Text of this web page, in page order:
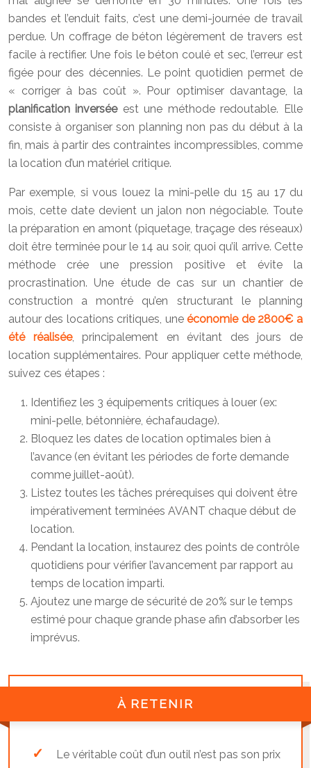
bandes et l’enduit faits, c’est une demi-journée de travail
perdue. Un coffrage de béton légèrement de travers est
facile à rectifier. Une fois le béton coulé et sec, l’erreur est
figée pour des décennies. Le point quotidien permet de
« corriger à bas coût ». Pour optimiser davantage, la
planification inverséeest une méthode redoutable. Elle
consiste à organiser son planning non pas du début à la
fin, mais à partir des contraintes incompressibles, comme
la location d’un matériel critique.
Par exemple, si vous louez la mini-pelle du 15 au 17 du
mois, cette date devient un jalon non négociable. Toute
la préparation en amont (piquetage, traçage des réseaux)
doit être terminée pour le 14 au soir, quoi qu’il arrive. Cette
méthode crée une pression positive et évite la
procrastination. Une étude de cas sur un chantier de
construction a montré qu’en structurant le planning
autour des locations critiques, uneéconomie de 2800€ a
été réalisée, principalement en évitant des jours de
location supplémentaires. Pour appliquer cette méthode,
suivez ces étapes :
Identifiez les 3 équipements critiques à louer (ex:
mini-pelle, bétonnière, échafaudage).
Bloquez les dates de location optimales bien à
l’avance (en évitant les périodes de forte demande
comme juillet-août).
Listez toutes les tâches prérequises qui doivent être
impérativement terminées AVANT chaque début de
location.
Pendant la location, instaurez des points de contrôle
quotidiens pour vérifier l’avancement par rapport au
temps de location imparti.
Ajoutez une marge de sécurité de 20% sur le temps
estimé pour chaque grande phase afin d’absorber les
imprévus.
À RETENIR
Le véritable coût d’un outil n’est pas son prix